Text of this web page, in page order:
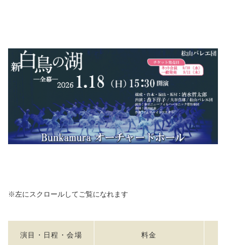
※左にスクロールしてご覧になれます
演目・日程・会場 料金